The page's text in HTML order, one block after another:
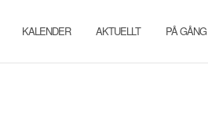
KALENDER AKTUELLT PÅ GÅNG